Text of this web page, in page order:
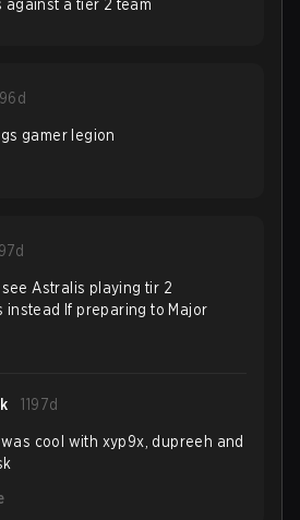
against a tier 2 team
gamer legion
see Astralis playing tir 2
instead lf preparing to Major
1197d
cool with xyp9x, dupreeh and